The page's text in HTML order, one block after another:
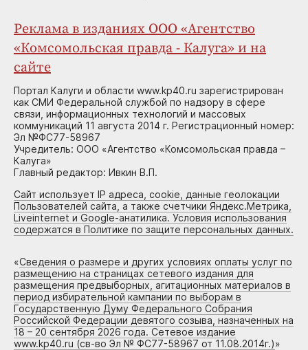
Реклама в изданиях ООО «Агентство
«Комсомольская правда - Калуга» и на
сайте
Портал Калуги и области www.kp40.ru зарегистрирован
как СМИ Федеральной службой по надзору в сфере
связи, информационных технологий и массовых
коммуникаций 11 августа 2014 г. Регистрационный номер:
Эл №ФС77-58967
Учредитель: ООО «Агентство «Комсомольская правда –
Калуга»
Главный редактор: Ивкин В.П.
Сайт использует IP адреса, cookie, данные геолокации
Пользователей сайта, а также счетчики Яндекс.Метрика,
Liveinternet и Google-анатилика. Условия использования
содержатся в Политике по защите персональных данных.
«Сведения о размере и других условиях оплаты услуг по
размещению на страницах сетевого издания для
размещения предвыборных, агитационных материалов в
период избирательной кампании по выборам в
Государственную Думу Федерального Собрания
Российской Федерации девятого созыва, назначенных на
18 – 20 сентября 2026 года. Сетевое издание
www.kp40.ru (св-во Эл № ФС77-58967 от 11.08.2014г.)»